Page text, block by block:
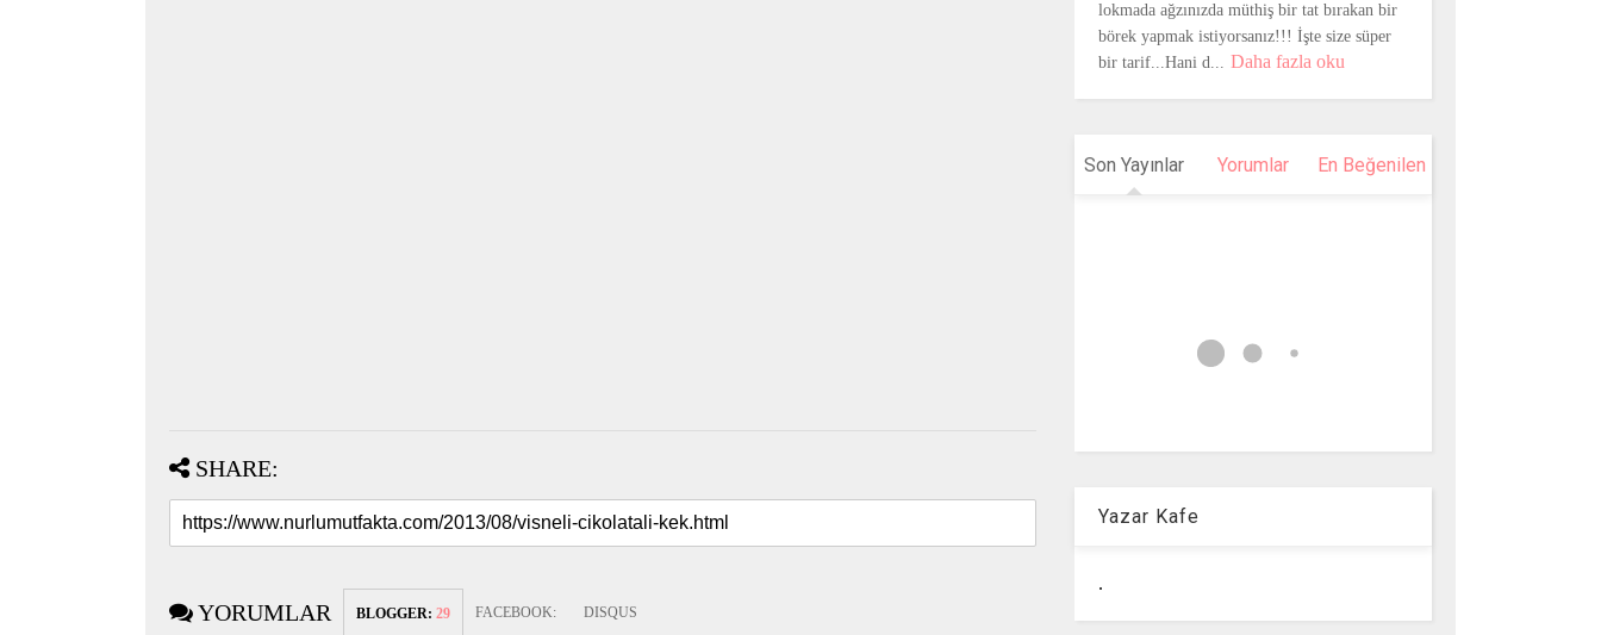
SHARE:
YORUMLAR BLOGGER: 29 FACEBOOK: DISQUS
lokmada ağzınızda müthiş bir tat bırakan bir
börek yapmak istiyorsanız!!! İşte size süper
bir tarif...Hani d... Daha fazla oku
Son Yayınlar Yorumlar En Beğenilen
Yazar Kafe
.